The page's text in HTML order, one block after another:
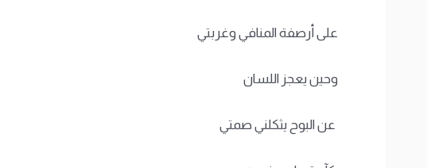
على أرصفة المنافي وغربتي
وحين يعجز اللسان
عن البوح يثكلني صمتي